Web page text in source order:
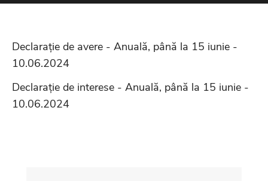
Declarație de avere - Anuală, până la 15 iunie -
10.06.2024
Declarație de interese - Anuală, până la 15 iunie -
10.06.2024